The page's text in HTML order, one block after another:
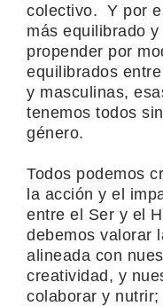
colectivo. Y por
más equilibrado
propender por
equilibrados
y masculinas,
tenemos todos
género.
Todos podemos
la acción y el
entre el Ser y el
debemos valorar
alineada con
creatividad, y
colaborar y nutrir;